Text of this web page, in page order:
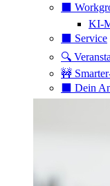
⬛️
KI-
⬛️ Service
🔍
🚧
⬛️ Dein